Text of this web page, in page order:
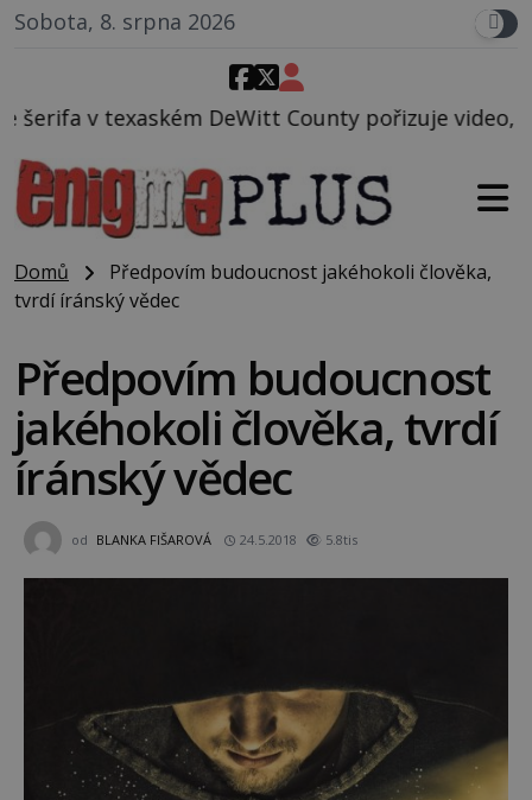
Sobota, 8. srpna 2026
County pořizuje video, na kterém před jeho
Domů
Předpovím budoucnost jakéhokoli člověka,
tvrdí íránský vědec
Předpovím budoucnost
jakéhokoli člověka, tvrdí
íránský vědec
od BLANKA FIŠAROVÁ 24.5.2018 5.8tis